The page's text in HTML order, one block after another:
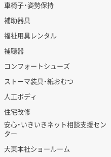
車椅子・姿勢保持
補助器具
福祉用具レンタル
補聴器
コンフォートシューズ
ストーマ装具・紙おむつ
人工ボディ
住宅改修
安心・いきいきネット相談支援セン
ター
大東本社ショールーム